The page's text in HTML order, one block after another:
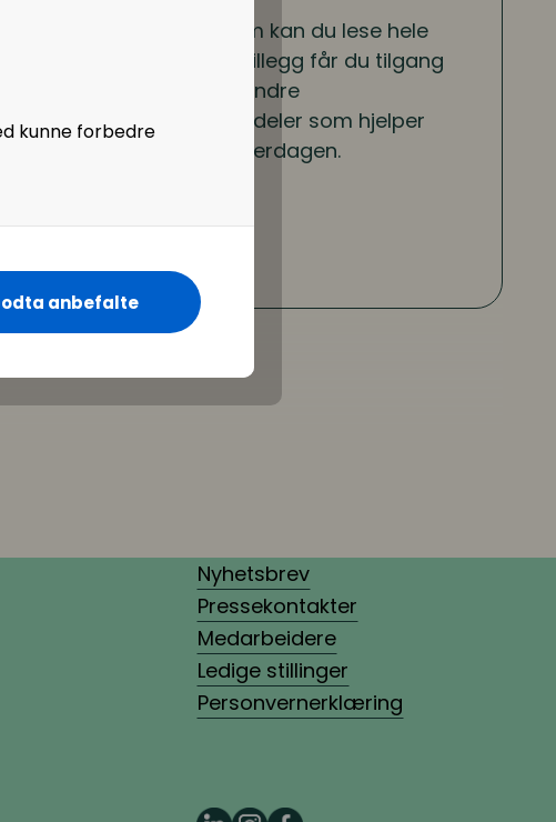
kunne forbedre
anbefalte
Som medlem kan du lese hele
artikkelen. I tillegg får du tilgang
til en rekke andre
medlemsfordeler som hjelper
deg i jobbhverdagen.
Bli medlem
Nyhetsbrev
Pressekontakter
Medarbeidere
Ledige stillinger
Personvernerklæring